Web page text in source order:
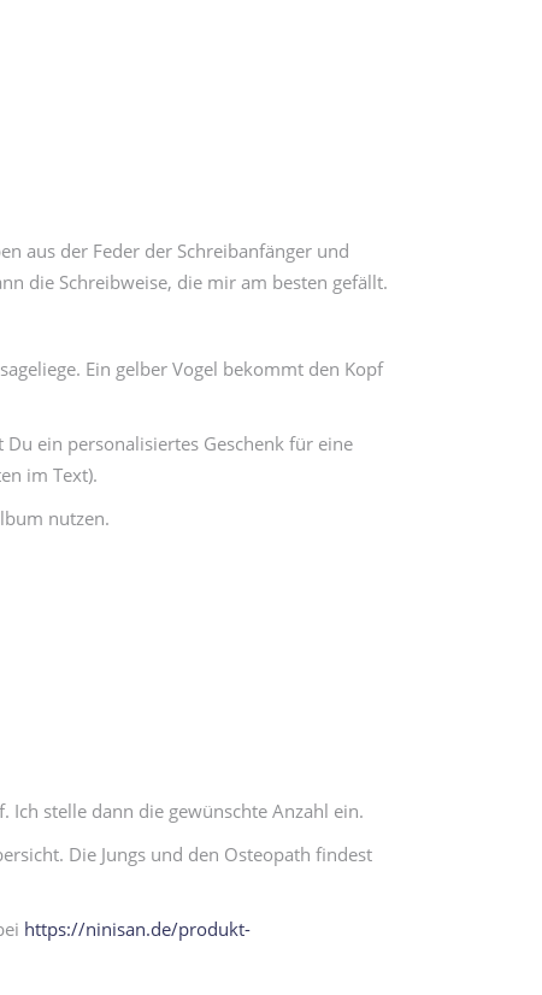
aus der Feder der Schreibanfänger und
die Schreibweise, die mir am besten gefällt.
Ein gelber Vogel bekommt den Kopf
ein personalisiertes Geschenk für eine
im Text).
nutzen.
stelle dann die gewünschte Anzahl ein.
Die Jungs und den Osteopath findest
https://ninisan.de/produkt-